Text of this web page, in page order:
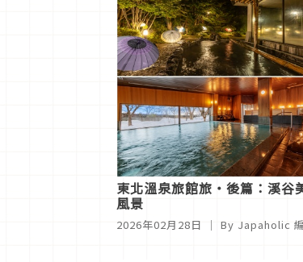
東北溫泉旅館旅・後篇：溪谷
風景
2026年02月28日 ｜ By Japaholic